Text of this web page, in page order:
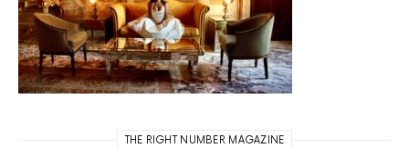
THE RIGHT NUMBER MAGAZINE